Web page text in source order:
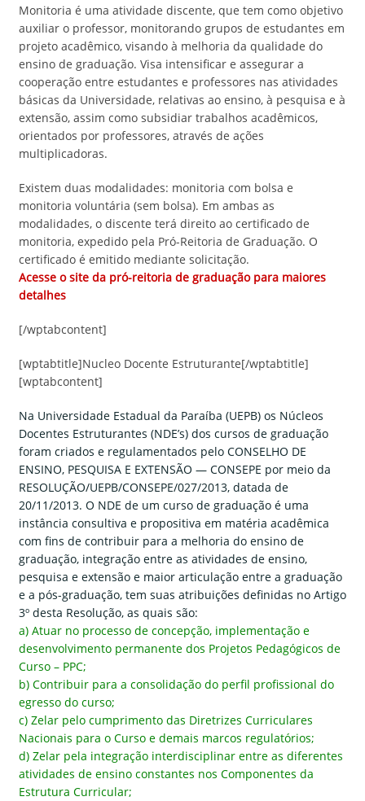
Monitoria é uma atividade discente, que tem como objetivo
auxiliar o professor, monitorando grupos de estudantes em
projeto acadêmico, visando à melhoria da qualidade do
ensino de graduação. Visa intensificar e assegurar a
cooperação entre estudantes e professores nas atividades
básicas da Universidade, relativas ao ensino, à pesquisa e à
extensão, assim como subsidiar trabalhos acadêmicos,
orientados por professores, através de ações
multiplicadoras.
Existem duas modalidades: monitoria com bolsa e
monitoria voluntária (sem bolsa). Em ambas as
modalidades, o discente terá direito ao certificado de
monitoria, expedido pela Pró-Reitoria de Graduação. O
certificado é emitido mediante solicitação.
Acesse o site da pró-reitoria de graduação para maiores
detalhes
[/wptabcontent]
[wptabtitle]Nucleo Docente Estruturante[/wptabtitle]
[wptabcontent]
Na Universidade Estadual da Paraíba (UEPB) os Núcleos
Docentes Estruturantes (NDE’s) dos cursos de graduação
foram criados e regulamentados pelo CONSELHO DE
ENSINO, PESQUISA E EXTENSÃO — CONSEPE por meio da
RESOLUÇÃO/UEPB/CONSEPE/027/2013, datada de
20/11/2013. O NDE de um curso de graduação é uma
instância consultiva e propositiva em matéria acadêmica
com fins de contribuir para a melhoria do ensino de
graduação, integração entre as atividades de ensino,
pesquisa e extensão e maior articulação entre a graduação
e a pós-graduação, tem suas atribuições definidas no Artigo
3º desta Resolução, as quais são:
a) Atuar no processo de concepção, implementação e
desenvolvimento permanente dos Projetos Pedagógicos de
Curso – PPC;
b) Contribuir para a consolidação do perfil profissional do
egresso do curso;
c) Zelar pelo cumprimento das Diretrizes Curriculares
Nacionais para o Curso e demais marcos regulatórios;
d) Zelar pela integração interdisciplinar entre as diferentes
atividades de ensino constantes nos Componentes da
Estrutura Curricular;